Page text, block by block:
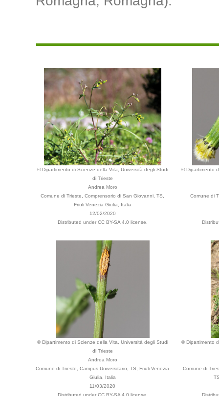
© Dipartimento di Scienze della Vita, Università degli Studi
di Trieste
Andrea Moro
Comune di Trieste, Comprensorio di San Giovanni, TS,
Friuli Venezia Giulia, Italia
12/02/2020
Distributed under CC BY-SA 4.0 license.
© Dipartimento
Comune di
© Dipartimento di Scienze della Vita, Università degli Studi
di Trieste
Andrea Moro
Comune di Trieste, Campus Universitario, TS, Friuli Venezia
Giulia, Italia
11/03/2020
Distributed under CC BY-SA 4.0 license.
© Dipartimento
Comune di